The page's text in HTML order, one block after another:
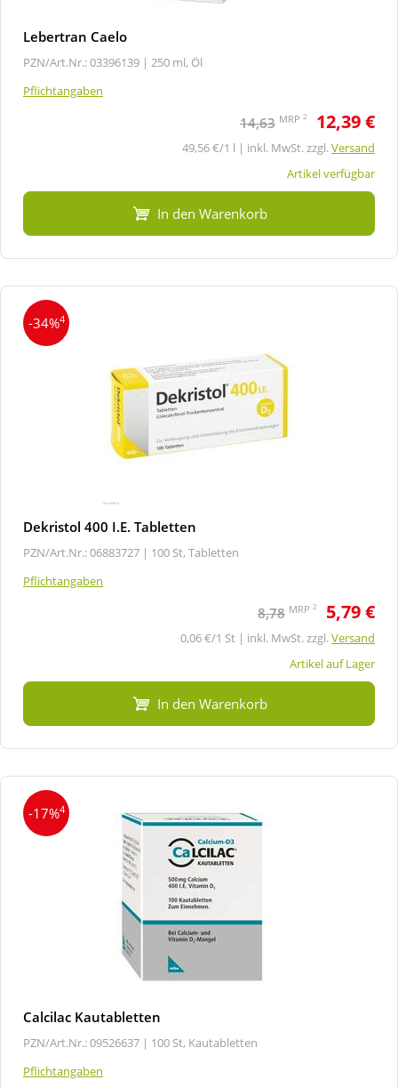
Lebertran Caelo
PZN/Art.Nr.: 03396139 | 250 ml, Öl
Pflichtangaben
14,63 MRP 2 12,39 €
49,56 €/1 l | inkl. MwSt. zzgl.Versand
Artikel verfügbar
In den Warenkorb
-34%4
Dekristol 400 I.E. Tabletten
PZN/Art.Nr.: 06883727 | 100 St, Tabletten
Pflichtangaben
8,78 MRP 2 5,79 €
0,06 €/1 St | inkl. MwSt. zzgl.Versand
Artikel auf Lager
In den Warenkorb
-17%4
Calcilac Kautabletten
PZN/Art.Nr.: 09526637 | 100 St, Kautabletten
Pflichtangaben